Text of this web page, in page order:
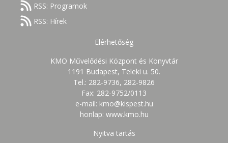
RSS: Programok
RSS: Hírek
Elérhetőség
KMO Művelődési Központ és Könyvtár
1191 Budapest, Teleki u. 50.
Tel.: 282-9736, 282-9826
Fax: 282-9752/0113
e-mail: kmo@kispest.hu
honlap: www.kmo.hu
Nyitva tartás